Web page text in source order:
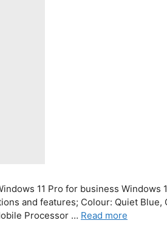
11 Pro for business Windows
and features; Colour: Quiet Blue,
Processor … Read more